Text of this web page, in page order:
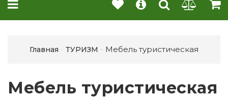
Главная ТУРИЗМ Мебель туристическая
Мебель туристическая